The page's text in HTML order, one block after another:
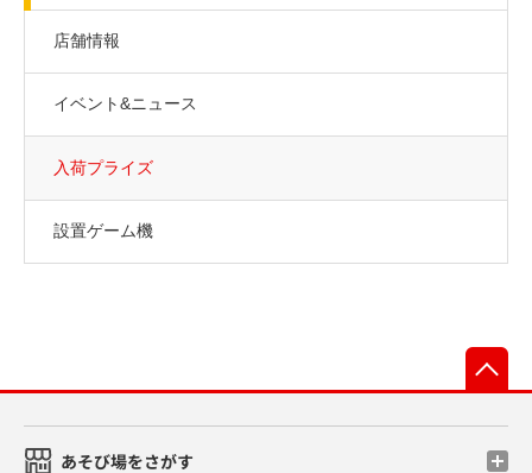
店舗情報
イベント&ニュース
入荷プライズ
設置ゲーム機
あそび場をさがす